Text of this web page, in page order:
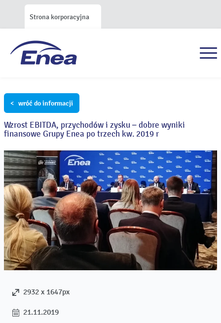
Strona korporacyjna
< wróć do informacji
Wzrost EBITDA, przychodów i zysku – dobre wyniki
finansowe Grupy Enea po trzech kw. 2019 r
2932 x 1647px
21.11.2019